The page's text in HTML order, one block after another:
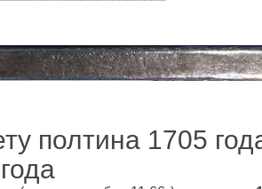
полтина 1705